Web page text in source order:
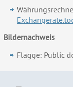
Bildernachweis
Flagge: Public